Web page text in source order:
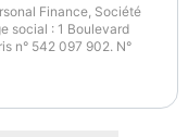
Finance, Société
social : 1 Boulevard
n° 542 097 902. N°